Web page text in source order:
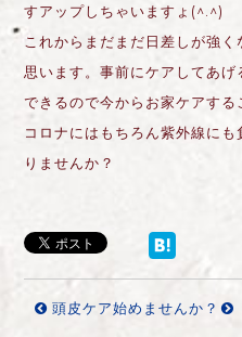
すアップしちゃいますょ(^.^)
これからまだまだ日差しが強
思います。事前にケアしてあ
できるので今からお家ケアす
コロナにはもちろん紫外線に
りませんか？
頭皮ケア始めませんか？